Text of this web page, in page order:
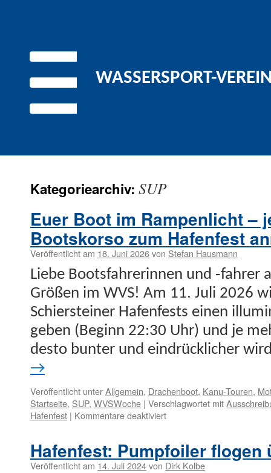
WASSERSPORT-
Kategoriearchiv: SUP
Euer Boot im Rampenlicht –
Bootskorso zum Hafenfest
Veröffentlicht am 18. Juni 2026von Stefan Hausmann
Liebe Boots­fahrerin­nen und ‑fahrer
Größen im WVS! Am 11. Juli 2026
Schier­stein­er Hafen­fests einen
geben (Beginn 22:30 Uhr) und je
desto bunter und ein­drück­lich­er
→
Veröffentlicht unterAllgemein, Drachenboot, Kanu-Touren,
Startseite, SUP, WVSWoche | Verschlagwortet mit
Hafenfest | Kommentare deaktiviertfür
im
Rampenlicht
Hafenfest: Pumpfoiler flogen
Veröffentlicht am 14. Juli 2024von Dirk Kolbe